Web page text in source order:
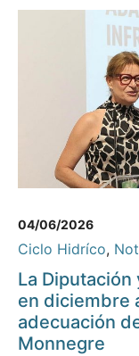
04/06/2026
Ciclo Hidríco,
La Diputación
en diciembre
adecuación
Monnegre